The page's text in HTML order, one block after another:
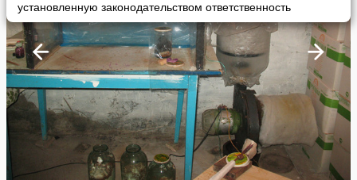
установленную законодательством ответственность